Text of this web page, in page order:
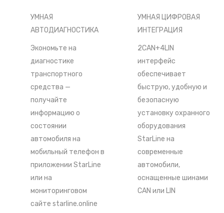
УМНАЯ
АВТОДИАГНОСТИКА
Экономьте на
диагностике
транспортного
средства —
получайте
информацию о
состоянии
автомобиля на
мобильный телефон в
приложении StarLine
или на
мониторинговом
сайте starline.online
УМНАЯ ЦИФРОВАЯ
ИНТЕГРАЦИЯ
2CAN+4LIN
интерфейс
обеспечивает
быструю, удобную и
безопасную
установку охранного
оборудования
StarLine на
современные
автомобили,
оснащенные шинами
CAN или LIN